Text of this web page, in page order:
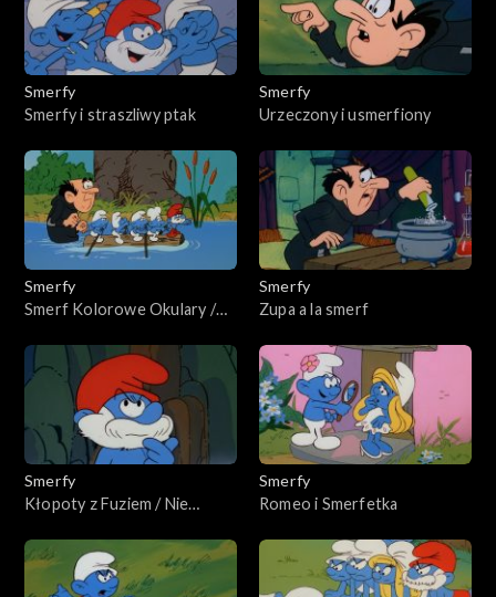
Smerfy
Smerfy i straszliwy ptak
Smerfy
Urzeczony i usmerfiony
Smerfy
Smerf Kolorowe Okulary /
Smerfy
Zupa a la smerf
Smerfy
Kłopoty z Fuziem / Nie
świeci
Smerfy
Romeo i Smerfetka